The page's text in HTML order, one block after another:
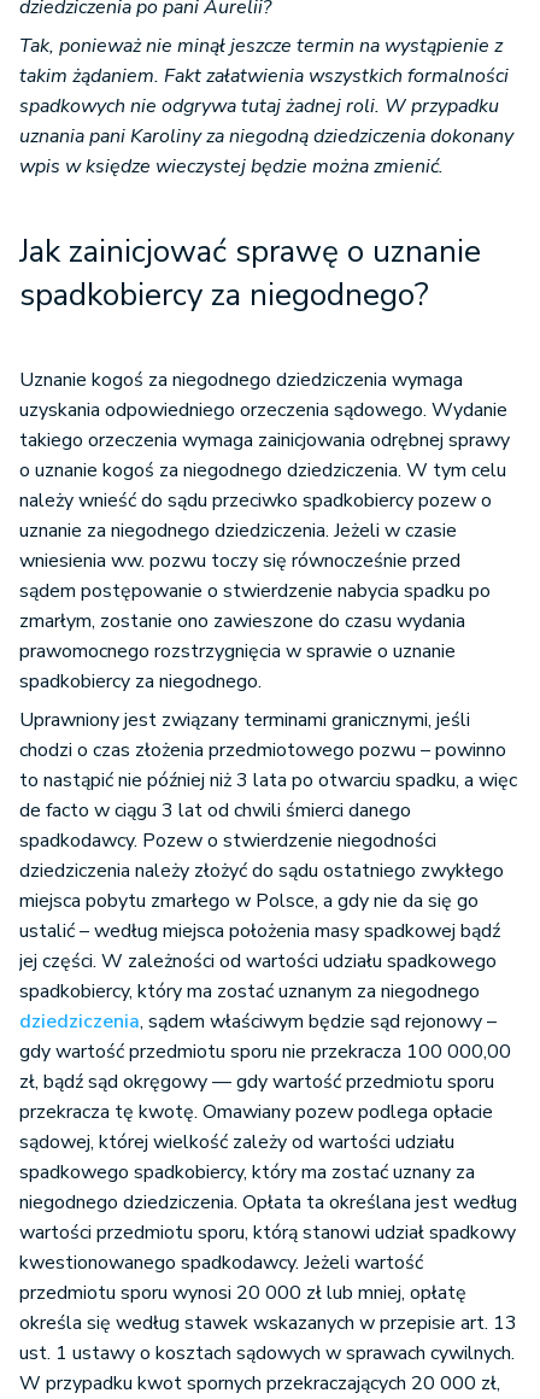
dziedziczenia po pani Aurelii?
Tak, ponieważ nie minął jeszcze termin na wystąpienie z
takim żądaniem. Fakt załatwienia wszystkich formalności
spadkowych nie odgrywa tutaj żadnej roli. W przypadku
uznania pani Karoliny za niegodną dziedziczenia dokonany
wpis w księdze wieczystej będzie można zmienić.
Jak zainicjować sprawę o uznanie
spadkobiercy za niegodnego?
Uznanie kogoś za niegodnego dziedziczenia wymaga
uzyskania odpowiedniego orzeczenia sądowego. Wydanie
takiego orzeczenia wymaga zainicjowania odrębnej sprawy
o uznanie kogoś za niegodnego dziedziczenia. W tym celu
należy wnieść do sądu przeciwko spadkobiercy pozew o
uznanie za niegodnego dziedziczenia. Jeżeli w czasie
wniesienia ww. pozwu toczy się równocześnie przed
sądem postępowanie o stwierdzenie nabycia spadku po
zmarłym, zostanie ono zawieszone do czasu wydania
prawomocnego rozstrzygnięcia w sprawie o uznanie
spadkobiercy za niegodnego.
Uprawniony jest związany terminami granicznymi, jeśli
chodzi o czas złożenia przedmiotowego pozwu – powinno
to nastąpić nie później niż 3 lata po otwarciu spadku, a więc
de facto w ciągu 3 lat od chwili śmierci danego
spadkodawcy. Pozew o stwierdzenie niegodności
dziedziczenia należy złożyć do sądu ostatniego zwykłego
miejsca pobytu zmarłego w Polsce, a gdy nie da się go
ustalić – według miejsca położenia masy spadkowej bądź
jej części. W zależności od wartości udziału spadkowego
spadkobiercy, który ma zostać uznanym za niegodnego
dziedziczenia, sądem właściwym będzie sąd rejonowy –
gdy wartość przedmiotu sporu nie przekracza 100 000,00
zł, bądź sąd okręgowy — gdy wartość przedmiotu sporu
przekracza tę kwotę. Omawiany pozew podlega opłacie
sądowej, której wielkość zależy od wartości udziału
spadkowego spadkobiercy, który ma zostać uznany za
niegodnego dziedziczenia. Opłata ta określana jest według
wartości przedmiotu sporu, którą stanowi udział spadkowy
kwestionowanego spadkodawcy. Jeżeli wartość
przedmiotu sporu wynosi 20 000 zł lub mniej, opłatę
określa się według stawek wskazanych w przepisie art. 13
ust. 1 ustawy o kosztach sądowych w sprawach cywilnych.
W przypadku kwot spornych przekraczających 20 000 zł,